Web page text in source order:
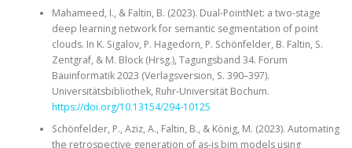
Mahameed, I., & Faltin, B. (2023). Dual-PointNet: a two-stage
deep learning network for semantic segmentation of point
clouds. In K. Sigalov, P. Hagedorn, P. Schönfelder, B. Faltin, S.
Zentgraf, & M. Block (Hrsg.), Tagungsband 34. Forum
Bauinformatik 2023 (Verlagsversion, S. 390–397).
Universitätsbibliothek, Ruhr-Universität Bochum.
https://doi.org/10.13154/294-10125
Schönfelder, P., Aziz, A., Faltin, B., & König, M. (2023). Automating
the retrospective generation of as-is bim models using